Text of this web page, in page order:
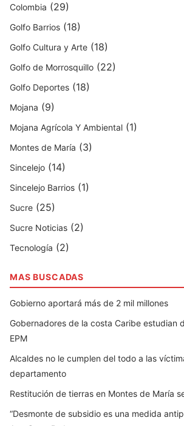
Colombia (29)
Golfo Barrios (18)
Golfo Cultura y Arte (18)
Golfo de Morrosquillo (22)
Golfo Deportes (18)
Mojana (9)
Mojana Agrícola Y Ambiental (1)
Montes de María (3)
Sincelejo (14)
Sincelejo Barrios (1)
Sucre (25)
Sucre Noticias (2)
Tecnología (2)
MAS BUSCADAS
Gobierno aportará más de 2 mil millones
Gobernadores de la costa Caribe estudian
EPM
Alcaldes no le cumplen del todo a las
departamento
Restitución de tierras en Montes de María
“Desmonte de subsidio es una medida